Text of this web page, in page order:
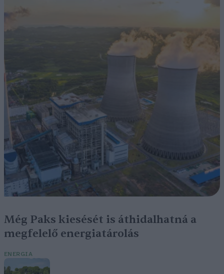
Még Paks kiesését is áthidalhatná a
megfelelő energiatárolás
ENERGIA